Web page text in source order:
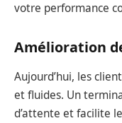
votre performance
Amélioration
Aujourd’hui, les
et fluides. Un
d’attente et facilite